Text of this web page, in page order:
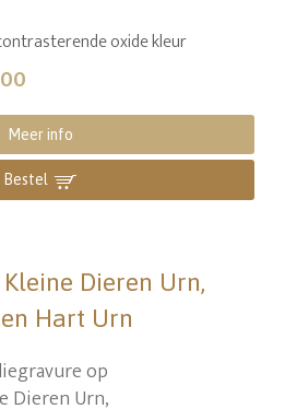
oxide kleur
Meer info
Bestel
Dieren Urn,
Hart Urn